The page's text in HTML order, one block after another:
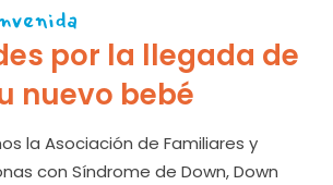
por la llegada de
nuevo bebé
la Asociación de Familiares y
con Síndrome de Down, Down